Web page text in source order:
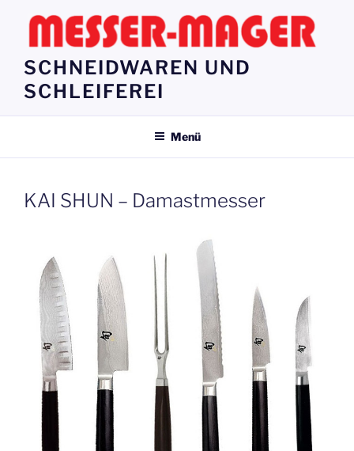
Inhalt
springen
SCHNEIDWAREN UND
SCHLEIFEREI
Menü
KAI SHUN – Damastmesser